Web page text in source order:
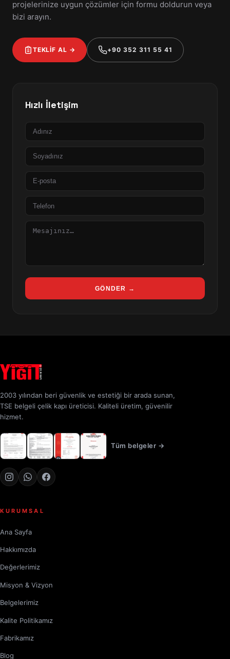
projelerinize uygun çözümler için formu doldurun veya
bizi arayın.
TEKLİF AL → +90 352 311 55 41
Hızlı İletişim
Ad
Soyad
posta
Telefon
Mesaj
GÖNDER →
2003 yılından beri güvenlik ve estetiği bir arada sunan,
TSE belgeli çelik kapı üreticisi. Kaliteli üretim, güvenilir
hizmet.
Tüm belgeler →
KURUMSAL
Ana Sayfa
Hakkımızda
Değerlerimiz
Misyon & Vizyon
Belgelerimiz
Kalite Politikamız
Fabrikamız
Blog